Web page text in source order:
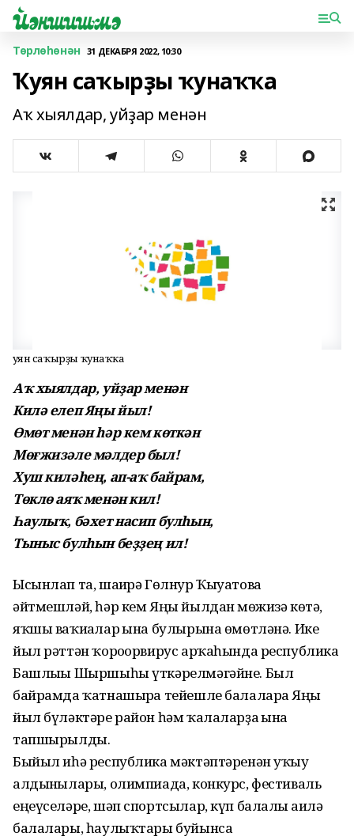
Төрлөһөнән 31 ДЕКАБРЯ 2022, 10:30
Ҡуян саҡырҙы ҡунаҡҡа
Аҡ хыялдар, уйҙар менән
Ҡуян саҡырҙы ҡунаҡҡа
Аҡ хыялдар, уйҙар менән
Килә елеп Яңы йыл!
Өмөт менән һәр кем көткән
Мөғжизәле мәлдер был!
Хуш киләһең, ап-аҡ байрам,
Төклө аяҡ менән кил!
Һаулыҡ, бәхет насип булһын,
Тыныс булһын беҙҙең ил!
Ысынлап та, шағирә Гөлнур Ҡыуатова
әйтмешләй, һәр кем Яңы йылдан мөғжизә көтә,
яҡшы ваҡиғалар ғына булырына өмөтләнә. Ике
йыл рәттән ҡороғорвирус арҡаһында республика
Башлығы Шыршыһы үткәрелмәгәйне. Был
байрамда ҡатнашырға тейешле балаларға Яңы
йыл бүләктәре район һәм ҡалаларҙа ғына
тапшырылды.
Быйыл иһә республика мәктәптәренән уҡыу
алдынғылары, олимпиада, конкурс, фестиваль
еңеүселәре, шәп спортсылар, күп балалы ғаилә
балалары, һаулыҡтары буйынса